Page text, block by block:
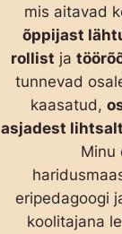
mis aitavad
õppijast
rollist ja
tunnevad
kaasatud,
asjadest lihtsalt
Minu
eripedagoogi
koolitajana